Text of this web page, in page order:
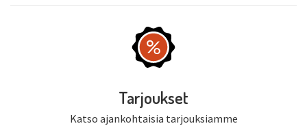
Tarjoukset
Katso ajankohtaisia tarjouksiamme